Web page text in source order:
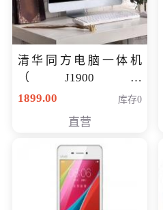
清华同方电脑一体机
（J1900四
核/4G/120G0.8CM厚度
1899.00 库存0
直营